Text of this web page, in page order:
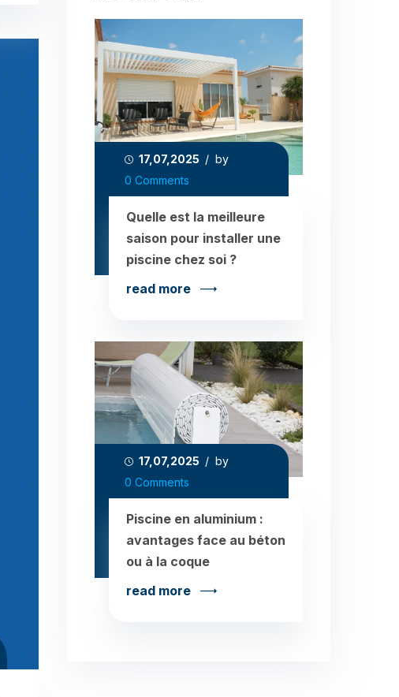
17,07,2025 / by
0 Comments
Quelle est la meilleure
saison pour installer une
piscine chez soi ?
read more
17,07,2025 / by
0 Comments
Piscine en aluminium :
avantages face au béton
ou à la coque
read more